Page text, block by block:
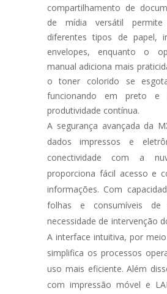
compartilhamento de
de mídia versátil
diferentes tipos de papel,
envelopes, enquanto o
manual adiciona mais
o toner colorido se
funcionando em preto e
produtividade contínua.
A segurança avançada da
dados impressos e
conectividade com a
proporciona fácil acesso e
informações. Com
folhas e consumíveis
necessidade de intervenção
A interface intuitiva, por
simplifica os processos
uso mais eficiente. Além
com impressão móvel e